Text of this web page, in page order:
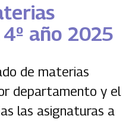
año 2025
de materias
departamento y el
las asignaturas a